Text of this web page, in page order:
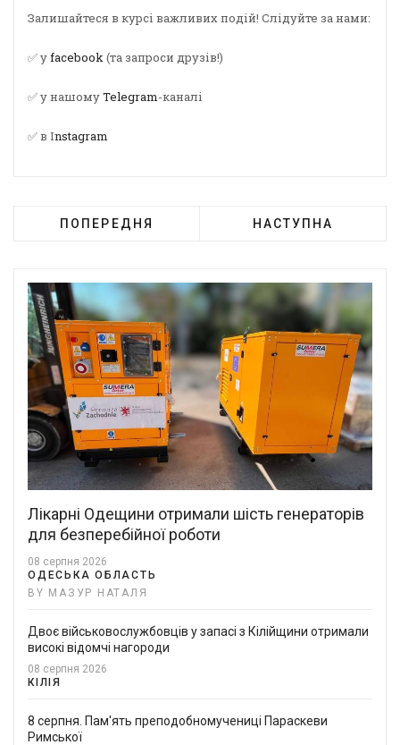
Залишайтеся в курсі важливих подій! Слідуйте за нами:
✅ уfacebook(та запроси друзів!)
✅ у нашомуTelegram-каналі
✅ в Instagram
ПОПЕРЕДНЯ НАСТУПНА
Лікарні Одещини отримали шість генераторів
для безперебійної роботи
08 серпня 2026
ОДЕСЬКА ОБЛАСТЬ
BY МАЗУР НАТАЛЯ
Двоє військовослужбовців у запасі з Кілійщини отримали
високі відомчі нагороди
08 серпня 2026
КІЛІЯ
8 серпня. Пам'ять преподобномучениці Параскеви
Римської